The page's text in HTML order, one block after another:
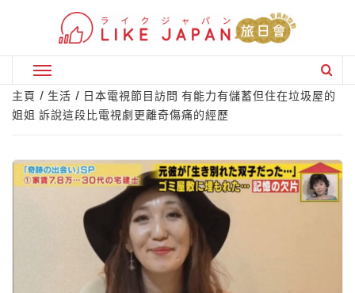
Primary
Menu
主頁 生活
日本電視節目訪問 有能力有儲蓄但住在垃圾屋的
姐姐 訴說這段比電視劇更離奇傷痛的經歷